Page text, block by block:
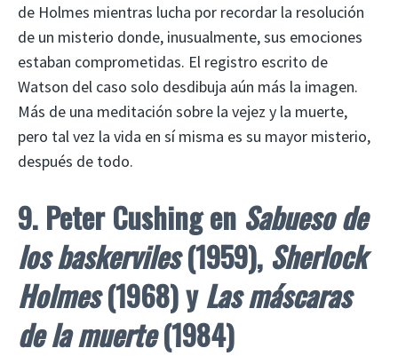
de Holmes mientras lucha por recordar la resolución
de un misterio donde, inusualmente, sus emociones
estaban comprometidas. El registro escrito de
Watson del caso solo desdibuja aún más la imagen.
Más de una meditación sobre la vejez y la muerte,
pero tal vez la vida en sí misma es su mayor misterio,
después de todo.
9. Peter Cushing en Sabueso de
los baskerviles(1959), Sherlock
Holmes(1968) yLas máscaras
de la muerte(1984)